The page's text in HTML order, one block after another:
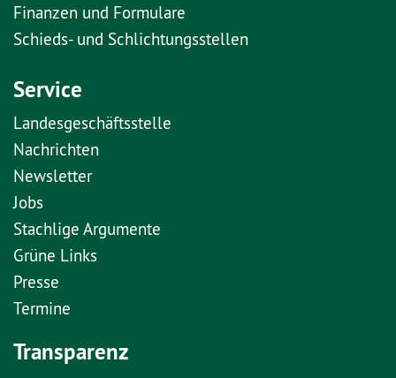
Finanzen und Formulare
Schieds- und Schlichtungsstellen
Service
Landesgeschäftsstelle
Nachrichten
Newsletter
Jobs
Stachlige Argumente
Grüne Links
Presse
Termine
Transparenz